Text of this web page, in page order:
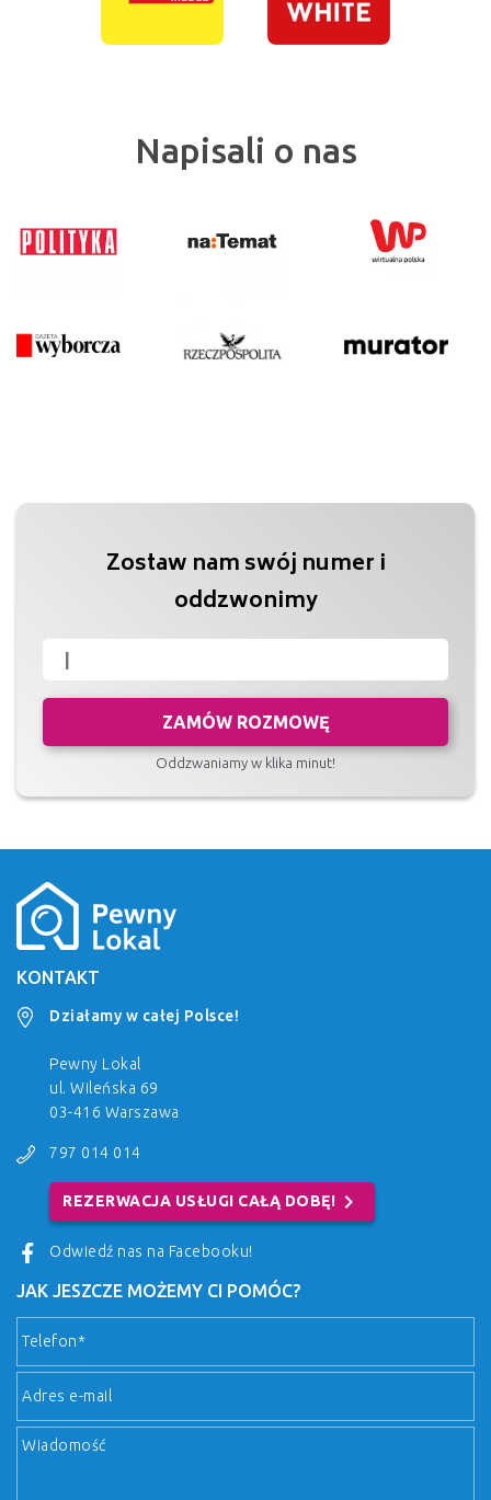
Napisali o nas
Zostaw nam swój numer i
oddzwonimy
ZAMÓW ROZMOWĘ
Oddzwaniamy w klika minut!
KONTAKT
Działamy w całej Polsce!
Pewny Lokal
ul. Wileńska 69
03-416 Warszawa
797 014 014
REZERWACJA USŁUGI CAŁĄ DOBĘ! chevron_right
Odwiedź nas na Facebooku!
JAK JESZCZE MOŻEMY CI POMÓC?